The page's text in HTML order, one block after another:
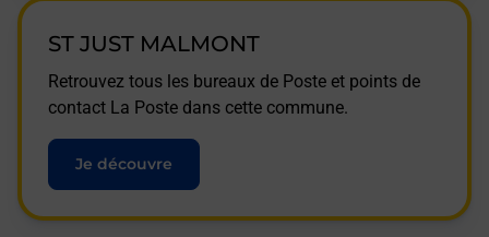
ST JUST MALMONT
Retrouvez tous les bureaux de Poste et points de
contact La Poste dans cette commune.
Je découvre